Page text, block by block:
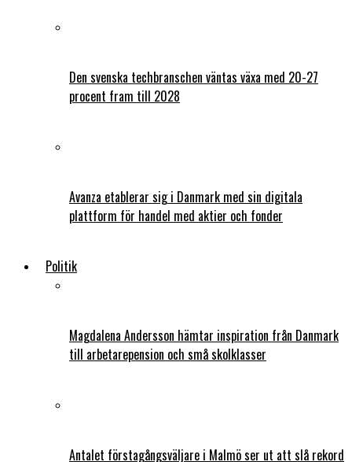
Den svenska techbranschen väntas växa med 20-27
procent fram till 2028
Avanza etablerar sig i Danmark med sin digitala
plattform för handel med aktier och fonder
Politik
Magdalena Andersson hämtar inspiration från Danmark
till arbetarepension och små skolklasser
Antalet förstagångsväljare i Malmö ser ut att slå rekord